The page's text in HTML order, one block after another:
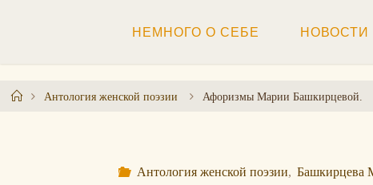
содержимому
НЕМНОГО О СЕБЕ НОВОСТИ
ГлавнаяАнтология женской поэзии Афоризмы Марии Башкирцевой.
Антология женской поэзии, Башкирцева